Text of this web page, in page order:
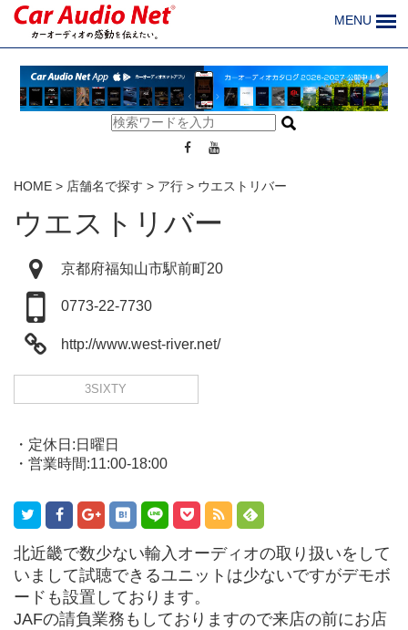
MENU
HOME > 店舗名で探す > ア行 > ウエストリバー
ウエストリバー
京都府福知山市駅前町20
0773-22-7730
http://www.west-river.net/
3SIXTY
・定休日:日曜日
・営業時間:11:00-18:00
北近畿で数少ない輸入オーディオの取り扱いをして
いまして試聴できるユニットは少ないですがデモボ
ードも設置しております。
JAFの請負業務もしておりますので来店の前にお店